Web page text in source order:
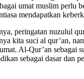
umat muslim perlu
mendapatkan
peringatan nuzulul
kita suci al qur’an,
Al-Qur’an sebagai
sebagai dasar dan